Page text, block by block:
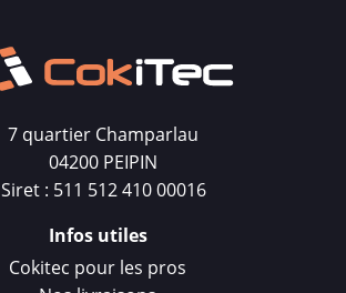
7 quartier Champarlau
04200 PEIPIN
Siret : 511 512 410 00016
Infos utiles
Cokitec pour les pros